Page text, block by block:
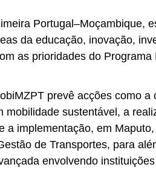
Portugal–Moçambique,
da educação, inovação,
as prioridades do
prevê acções como
mobilidade sustentável, a
a implementação, em
de Transportes, para
envolvendo